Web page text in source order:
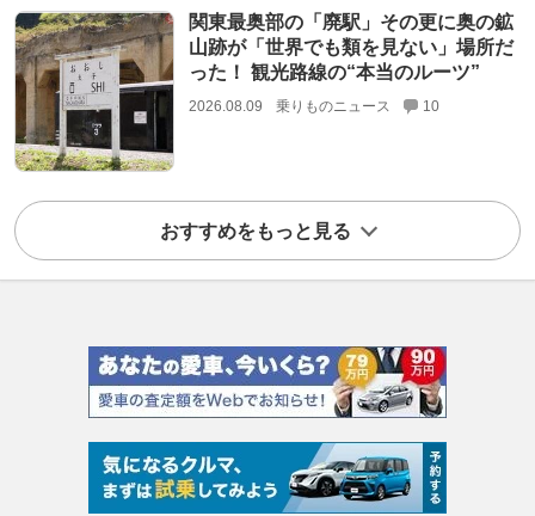
関東最奥部の「廃駅」その更に奥の鉱
山跡が「世界でも類を見ない」場所だ
った！ 観光路線の“本当のルーツ”
2026.08.09 乗りものニュース 10
おすすめをもっと見る